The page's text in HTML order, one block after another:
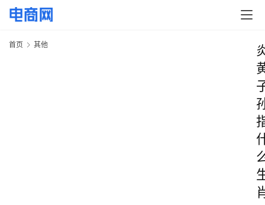
首页 其他